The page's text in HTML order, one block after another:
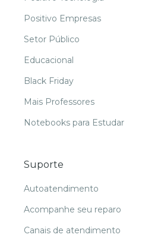
Positivo Empresas
Setor Público
Educacional
Black Friday
Mais Professores
Notebooks para Estudar
Suporte
Autoatendimento
Acompanhe seu reparo
Canais de atendimento